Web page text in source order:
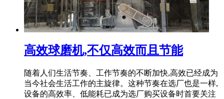
高效球磨机,不仅高效而且节能
随着人们生活节奏、工作节奏的不断加快,高效已经成为
当今社会生活工作的主旋律。这种节奏在选厂也是一样,
设备的高效率、低能耗已成为选厂购买设备时首要关注